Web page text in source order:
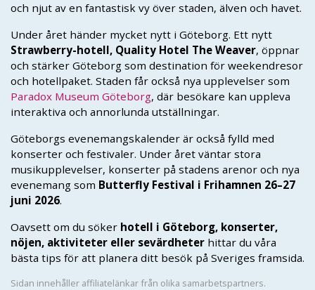
och njut av en fantastisk vy över staden, älven och havet.
Under året händer mycket nytt i Göteborg. Ett nytt
Strawberry-hotell, Quality Hotel The Weaver, öppnar
och stärker Göteborg som destination för weekendresor
och hotellpaket. Staden får också nya upplevelser som
Paradox Museum Göteborg, där besökare kan uppleva
interaktiva och annorlunda utställningar.
Göteborgs evenemangskalender är också fylld med
konserter och festivaler. Under året väntar stora
musikupplevelser, konserter på stadens arenor och nya
evenemang som Butterfly Festival i Frihamnen 26–27
juni 2026.
Oavsett om du söker hotell i Göteborg, konserter,
nöjen, aktiviteter eller sevärdheter hittar du våra
bästa tips för att planera ditt besök på Sveriges framsida.
Sidan innehåller affiliatelänkar från olika samarbetspartners.